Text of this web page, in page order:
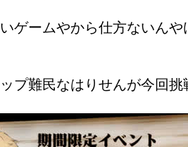
ゲームやから仕方ないん
プ難民なはりせんが今回挑